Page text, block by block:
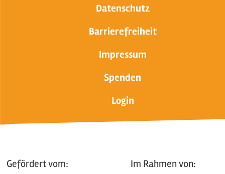
Datenschutz
Barrierefreiheit
Impressum
Spenden
Login
Gefördert vom: Im Rahmen von: